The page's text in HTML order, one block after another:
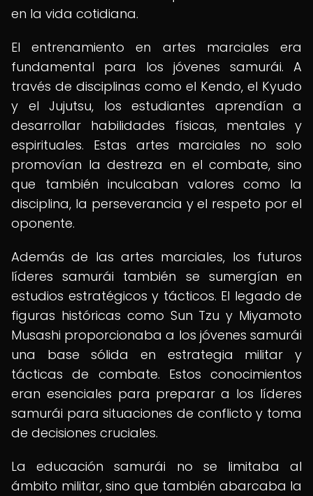
en la vida cotidiana.
El entrenamiento en artes marciales era
fundamental para los jóvenes samurái. A
través de disciplinas como el Kendo, el Kyudo
y el Jujutsu, los estudiantes aprendían a
desarrollar habilidades físicas, mentales y
espirituales. Estas artes marciales no solo
promovían la destreza en el combate, sino
que también inculcaban valores como la
disciplina, la perseverancia y el respeto por el
oponente.
Además de las artes marciales, los futuros
líderes samurái también se sumergían en
estudios estratégicos y tácticos. El legado de
figuras históricas como Sun Tzu y Miyamoto
Musashi proporcionaba a los jóvenes samurái
una base sólida en estrategia militar y
tácticas de combate. Estos conocimientos
eran esenciales para preparar a los líderes
samurái para situaciones de conflicto y toma
de decisiones cruciales.
La educación samurái no se limitaba al
ámbito militar, sino que también abarcaba la